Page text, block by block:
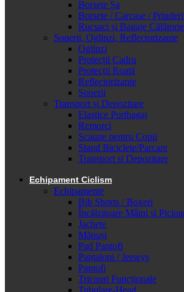
Borsete Șa
Borsete / Carcase /
Rucsaci și Bagaje Călătorie
Sonerii, Oglinzi, Reflectorizante
Oglinzi
Protecții Cadru
Protecții Roată
Reflectorizante
Sonerii
Transport și Depozitare
Elastice Portbagaj
Remorci
Scaune pentru Copii
Stand Biciclete/Parcare
Transport si Depozitare
Echipament Ciclism
Echipamente
Bib Shorts / Boxeri
Încălzitoare Mâini și
Jachete
Mănuși
Pad Pantofi
Pantaloni / Jerseys
Pantofi
Tricouri Funcționale
Tubulare-Head